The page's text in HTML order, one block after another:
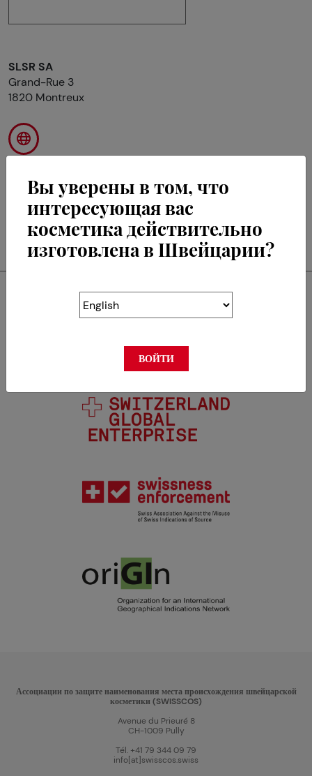
SLSR SA
Grand-Rue 3
1820 Montreux
RETOUR
Swisscos является
членом
Ассоциации по защите наименования места происхождения швейцарской
косметики (SWISSCOS)
Avenue du Prieuré 8
CH-1009 Pully
Tél. +41 79 344 09 79
info[at]swisscos.swiss
Вы уверены в том, что
интересующая вас
косметика действительно
изготовлена в Швейцарии?
ВОЙТИ